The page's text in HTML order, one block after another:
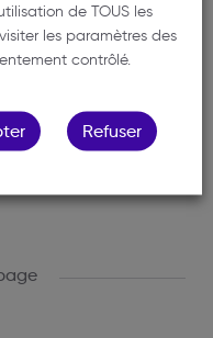
Anglais
Espagnol
de TOUS les
les paramètres des
contrôlé.
Refuser